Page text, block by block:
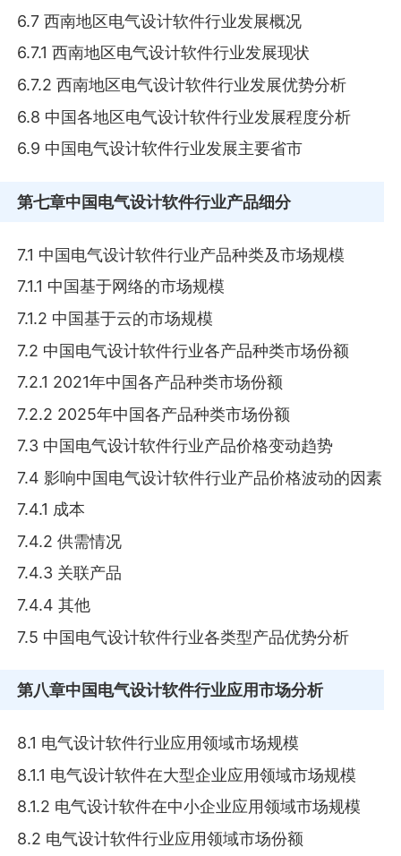
6.7 西南地区电气设计软件行业发展概况
6.7.1 西南地区电气设计软件行业发展现状
6.7.2 西南地区电气设计软件行业发展优势分析
6.8 中国各地区电气设计软件行业发展程度分析
6.9 中国电气设计软件行业发展主要省市
第七章中国电气设计软件行业产品细分
7.1 中国电气设计软件行业产品种类及市场规模
7.1.1 中国基于网络的市场规模
7.1.2 中国基于云的市场规模
7.2 中国电气设计软件行业各产品种类市场份额
7.2.1 2021年中国各产品种类市场份额
7.2.2 2025年中国各产品种类市场份额
7.3 中国电气设计软件行业产品价格变动趋势
7.4 影响中国电气设计软件行业产品价格波动的因素
7.4.1 成本
7.4.2 供需情况
7.4.3 关联产品
7.4.4 其他
7.5 中国电气设计软件行业各类型产品优势分析
第八章中国电气设计软件行业应用市场分析
8.1 电气设计软件行业应用领域市场规模
8.1.1 电气设计软件在大型企业应用领域市场规模
8.1.2 电气设计软件在中小企业应用领域市场规模
8.2 电气设计软件行业应用领域市场份额